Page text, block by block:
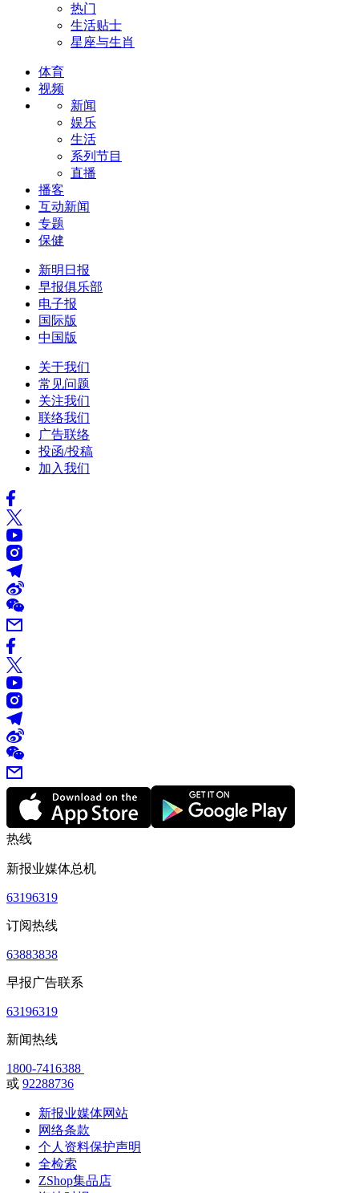
热门
生活贴士
星座与生肖
体育
视频
新闻
娱乐
生活
系列节目
直播
播客
互动新闻
专题
保健
新明日报
早报俱乐部
电子报
国际版
中国版
关于我们
常见问题
关注我们
联络我们
广告联络
投函/投稿
加入我们
热线
新报业媒体总机
63196319
订阅热线
63883838
早报广告联系
63196319
新闻热线
1800-7416388
或 92288736
新报业媒体网站
网络条款
个人资料保护声明
全检索
ZShop集品店